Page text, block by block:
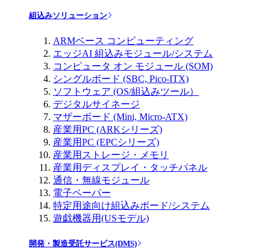
組込みソリューション
ARMベース コンピューティング
エッジAI 組込みモジュール/システム
コンピュータ オン モジュール (SOM)
シングルボード (SBC, Pico-ITX)
ソフトウェア (OS/組込みツール）
デジタルサイネージ
マザーボード (Mini, Micro-ATX)
産業用PC (ARKシリーズ)
産業用PC (EPCシリーズ)
産業用ストレージ・メモリ
産業用ディスプレイ・タッチパネル
通信・無線モジュール
電子ペーパー
特定用途向け組込みボード/システム
遊戯機器用(USモデル)
開発・製造受託サービス(DMS)